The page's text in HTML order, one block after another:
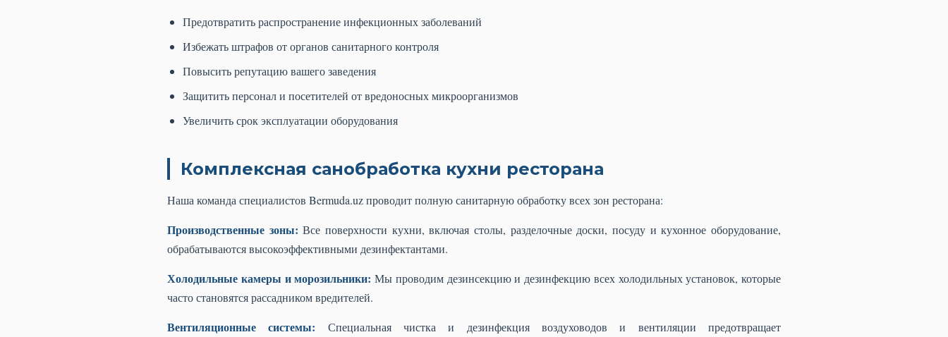
Предотвратить распространение инфекционных заболеваний
Избежать штрафов от органов санитарного контроля
Повысить репутацию вашего заведения
Защитить персонал и посетителей от вредоносных микроорганизмов
Увеличить срок эксплуатации оборудования
Комплексная санобработка кухни ресторана
Наша команда специалистов Bermuda.uz проводит полную санитарную обработку всех зон ресторана:
Производственные зоны: Все поверхности кухни, включая столы, разделочные доски, посуду и кухонное оборудование,
обрабатываются высокоэффективными дезинфектантами.
Холодильные камеры и морозильники: Мы проводим дезинсекцию и дезинфекцию всех холодильных установок, которые
часто становятся рассадником вредителей.
Вентиляционные системы: Специальная чистка и дезинфекция воздуховодов и вентиляции предотвращает